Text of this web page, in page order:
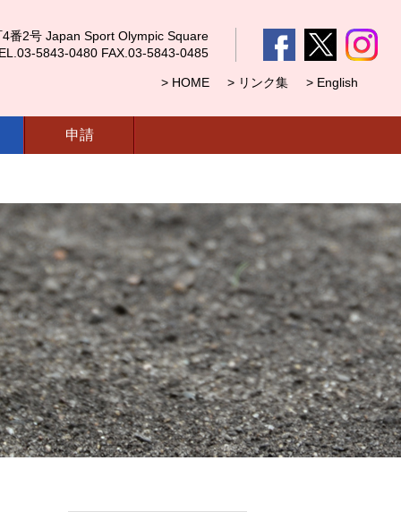
番2号 Japan Sport Olympic Square
5843-0480 FAX.03-5843-0485
> HOME > リンク集 > English
申請